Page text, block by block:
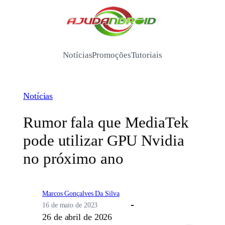
/
NotíciasPromoçõesTutoriais
Notícias
Rumor fala que MediaTek
pode utilizar GPU Nvidia
no próximo ano
Marcos Gonçalves Da Silva
16 de maio de 2023
26 de abril de 2026